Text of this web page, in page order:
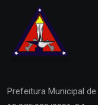
Prefeitura Municipal de